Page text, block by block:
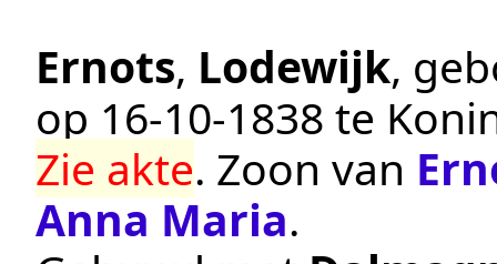
Ernots, Lodewijk,
op 16‑10‑1838 te
Zie akte. Zoon van
Anna Maria.